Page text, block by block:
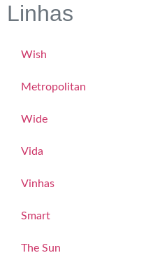
Linhas
Wish
Metropolitan
Wide
Vida
Vinhas
Smart
The Sun